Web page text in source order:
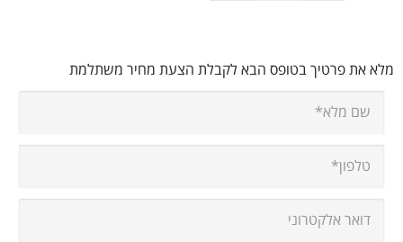
מלא את פרטיך בטופס הבא לקבלת הצעת מחיר משתלמת